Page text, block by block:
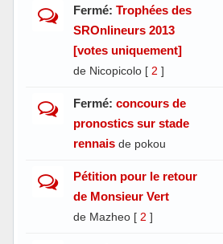
Fermé: Trophées des
SROnlineurs 2013
[votes uniquement]
de Nicopicolo [ 2 ]
Fermé: concours de
pronostics sur stade
rennais de pokou
Pétition pour le retour
de Monsieur Vert
de Mazheo [ 2 ]